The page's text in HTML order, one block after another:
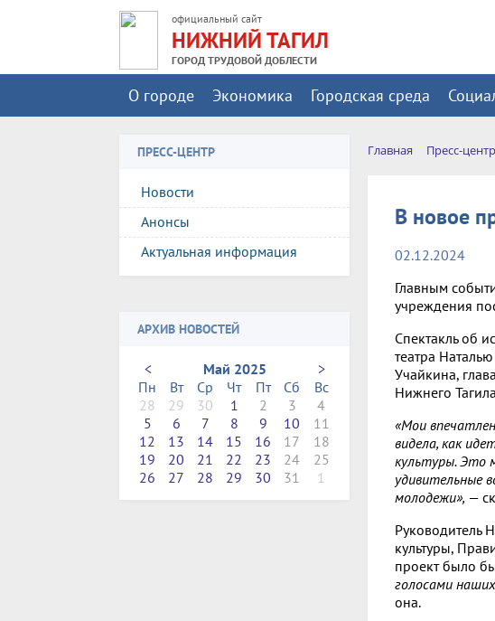
официальный сайт
НИЖНИЙ ТАГИЛ
ГОРОД ТРУДОВОЙ ДОБЛЕСТИ
О городе Экономика Городская среда
ПРЕСС-ЦЕНТР
Новости
Анонсы
Актуальная информация
АРХИВ НОВОСТЕЙ
< Май 2025
>
Пн
Вт Ср Чт Пт Сб
Вс
28
29 30 1 2 3
4
5
6 7 8 9 10
11
12
13 14 15 16 17
18
19
20 21 22 23 24
25
26
27 28 29 30 31 1
Главная Пресс-центр
В новое
02.12.2024
Главным
учреждения
Спектакль об
театра
Учайкина,
Нижнего
«Мои
видела, как
культуры. Это
удивительные
молодежи», —
Руководитель
культуры,
проект было
голосами
она.